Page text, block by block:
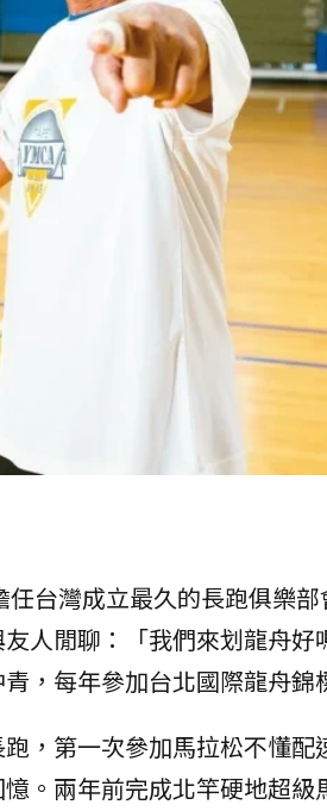
任台灣成立最久的長跑俱樂
人閒聊：「我們來划龍舟好
，每年參加台北國際龍舟錦
，第一次參加馬拉松不懂配
。兩年前完成北竿硬地超級